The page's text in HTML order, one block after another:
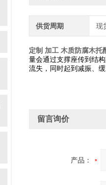
供货周期 现
定制 加工 木质防腐木托
量会通过支撑座传到结
流失，同时起到减振、缓
留言询价
产品：